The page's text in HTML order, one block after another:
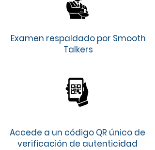
Examen respaldado por Smooth
Talkers
Accede a un código QR único de
verificación de autenticidad